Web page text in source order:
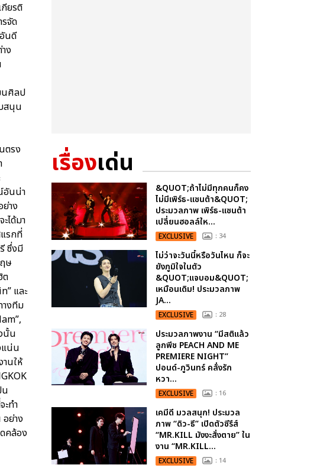
ยรติ
จัด
นดี
ง
นศิลป
สนุน
ตรง
อันน่า
าง
ได้มา
รกที่
ซึ่งมี
ษ
ต
และ
งทีม
นั้น
แน่น
นให้
น
ะทํา
ย่าง
คล้อง
เรื่องเด่น
&QUOT;ถ้าไม่มีทุกคนก็คง
ไม่มีเพิร์ธ-แซนต้า&QUOT;
ประมวลภาพ เพิร์ธ-แซนต้า
เปลี่ยนฮอลล์ให...
EXCLUSIVE : 34
ไม่ว่าจะวันนี้หรือวันไหน ก็จะ
ยังภูมิใจในตัว
&QUOT;แจบอม&QUOT;
เหมือนเดิม! ประมวลภาพ
JA...
EXCLUSIVE : 28
ประมวลภาพงาน “มีสติแล้ว
ลูกพีช PEACH AND ME
PREMIERE NIGHT”
ปอนด์-ภูวินทร์ คลั่งรัก
หวา...
EXCLUSIVE : 16
เคมีดี มวลสนุก! ประมวล
ภาพ “ดิว-ธี” เปิดตัวซีรีส์
“MR.KILL มังงะสั่งตาย” ใน
งาน “MR.KILL...
EXCLUSIVE : 14